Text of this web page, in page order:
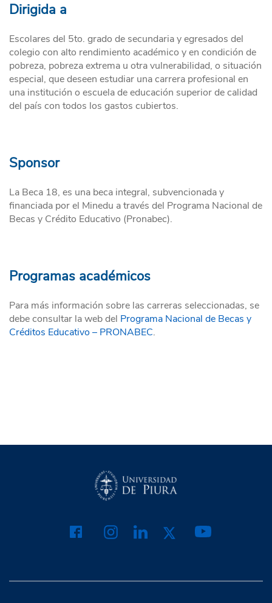
Dirigida a
Escolares del 5to. grado de secundaria y egresados del
colegio con alto rendimiento académico y en condición de
pobreza, pobreza extrema u otra vulnerabilidad, o situación
especial, que deseen estudiar una carrera profesional en
una institución o escuela de educación superior de calidad
del país con todos los gastos cubiertos.
Sponsor
La Beca 18, es una beca integral, subvencionada y
financiada por el Minedu a través del Programa Nacional de
Becas y Crédito Educativo (Pronabec).
Programas académicos
Para más información sobre las carreras seleccionadas, se
debe consultar la web del Programa Nacional de Becas y
Créditos Educativo – PRONABEC.